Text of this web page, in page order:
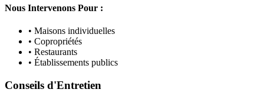
Nous Intervenons Pour :
• Maisons individuelles
• Copropriétés
• Restaurants
• Établissements publics
Conseils d'Entretien